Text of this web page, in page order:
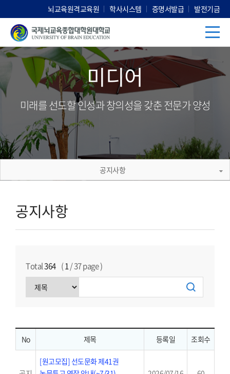
뇌교육원격교육원 학사시스템 증명서발급 발전기금
미디어
미래를 선도할 인성과 창의성을 갖춘 전문가 양성
공지사항
공지사항
Total364 (1/37page )
No 제목 등록일 조회수
[원고모집] 선도문화 제41권